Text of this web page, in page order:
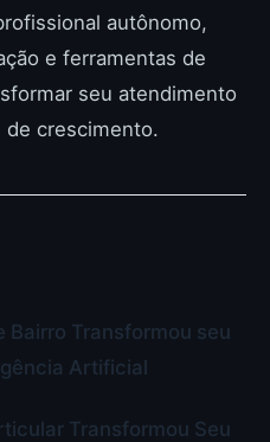
autônomo,
e ferramentas de
seu atendimento
de crescimento.
Bairro Transformou seu
Artificial
Transformou Seu